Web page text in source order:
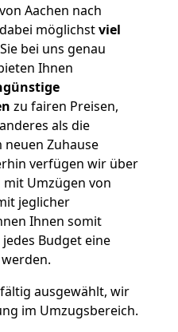
Aachen nach
möglichstviel
bei uns genau
Ihnen
zu fairen Preisen,
als die
Zuhause
verfügen wir über
Umzügen von
jeglicher
Ihnen somit
Budget eine
ausgewählt, wir
im Umzugsbereich.